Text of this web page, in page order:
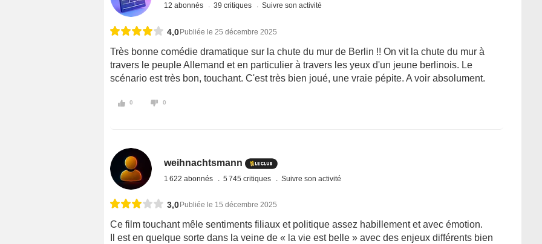
12 abonnés 39 critiques Suivre son activité
4,0 Publiée le 25 décembre 2025
Très bonne comédie dramatique sur la chute du mur de Berlin !! On vit la chute du mur à
travers le peuple Allemand et en particulier à travers les yeux d'un jeune berlinois. Le
scénario est très bon, touchant. C'est très bien joué, une vraie pépite. A voir absolument.
0 0
weihnachtsmann
1 622 abonnés 5 745 critiques Suivre son activité
3,0 Publiée le 15 décembre 2025
Ce film touchant mêle sentiments filiaux et politique assez habillement et avec émotion.
Il est en quelque sorte dans la veine de « la vie est belle » avec des enjeux différents bien